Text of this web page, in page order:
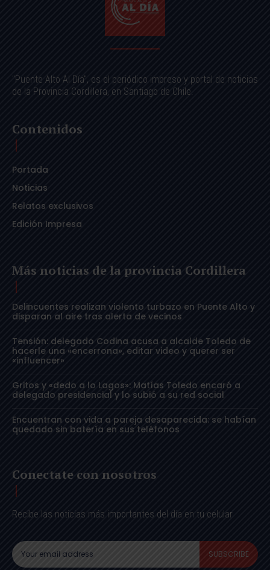
"Puente Alto Al Día", es el periódico impreso y portal de noticias
de la Provincia Cordillera, en Santiago de Chile.
Contenidos
Portada
Noticias
Relatos exclusivos
Edición Impresa
Más noticias de la provincia Cordillera
Delincuentes realizan violento turbazo en Puente Alto y
disparan al aire tras alerta de vecinos
Tensión: delegado Codina acusa a alcalde Toledo de
hacerle una «encerrona», editar video y querer ser
«influencer»
Gritos y «dedo a lo Lagos»: Matías Toledo encaró a
delegado presidencial y lo subió a su red social
Encuentran con vida a pareja desaparecida: se habían
quedado sin batería en sus teléfonos
Conectate con nosotros
Recibe las noticias más importantes del día en tu celular
SUBSCRIBE